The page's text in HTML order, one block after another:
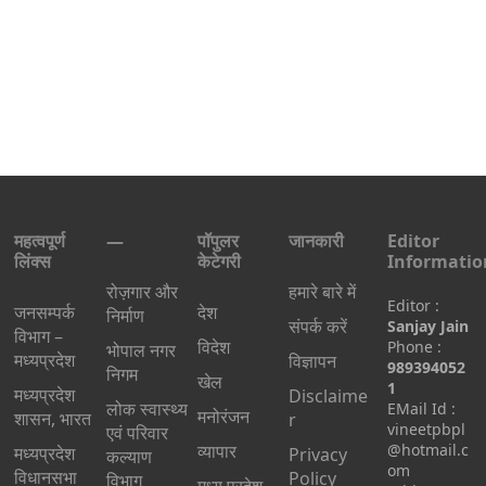
महत्वपूर्ण
लिंक्स
जनसम्पर्क
विभाग –
मध्यप्रदेश
मध्यप्रदेश
शासन, भारत
मध्‍यप्रदेश
विधानसभा
—
रोज़गार और
निर्माण
भोपाल नगर
निगम
लोक स्वास्थ्य
एवं परिवार
कल्याण
विभाग
पॉपुलर
केटेगरी
देश
विदेश
खेल
मनोरंजन
व्यापार
जानकारी
हमारे बारे में
संपर्क करें
विज्ञापन
Disclaime
r
Privacy
Policy
Editor
Editor :
Sanjay Jain
Phone :
989394052
1
EMail Id :
vineetpbpl
@hotmail.c
om